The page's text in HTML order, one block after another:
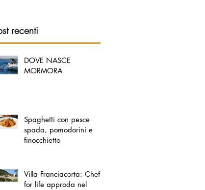
recenti
DOVE NASCE
MORMORA
Spaghetti con pesce
spada, pomodorini e
finocchietto
Villa Franciacorta: Chefs
for life approda nel